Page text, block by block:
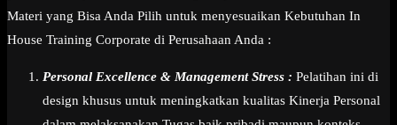
Materi yang Bisa Anda Pilih untuk menyesuaikan Kebutuhan In
House Training Corporate di Perusahaan Anda :
Personal Excellence & Management Stress : Pelatihan ini di
design khusus untuk meningkatkan kualitas Kinerja Personal